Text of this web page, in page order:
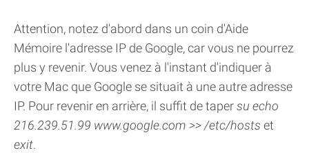
Attention, notez d'abord dans un coin d'Aide
Mémoire l'adresse IP de Google, car vous ne pourrez
plus y revenir. Vous venez à l'instant d'indiquer à
votre Mac que Google se situait à une autre adresse
IP. Pour revenir en arrière, il suffit de tapersu echo
216.239.51.99 www.google.com >> /etc/hosts et
exit.